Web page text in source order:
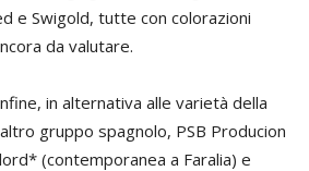
e Swigold, tutte con colorazioni
da valutare.
in alternativa alle varietà della
gruppo spagnolo, PSB Producion
(contemporanea a Faralia) e